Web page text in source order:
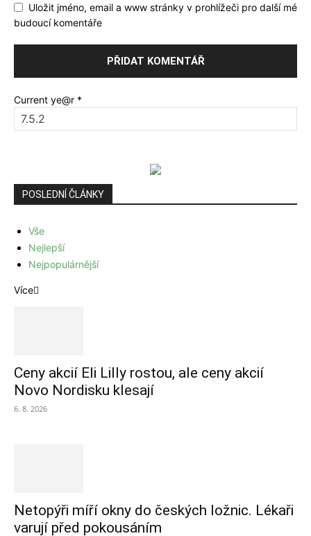
Uložit jméno, email a www stránky v prohlížeči pro další mé
budoucí komentáře
Current ye@r *
POSLEDNÍ ČLÁNKY
Vše
Nejlepší
Nejpopulárnější
Více
Ceny akcií Eli Lilly rostou, ale ceny akcií
Novo Nordisku klesají
6. 8. 2026
Netopýři míří okny do českých ložnic. Lékaři
varují před pokousáním